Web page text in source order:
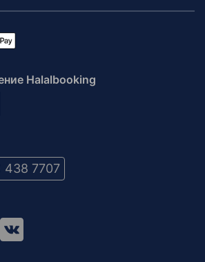
Halalbooking
438 7707